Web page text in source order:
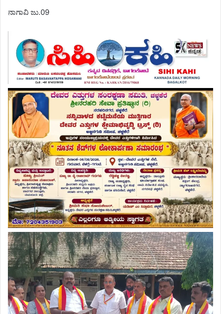
ನಾಗಾವಿ ಜು.09